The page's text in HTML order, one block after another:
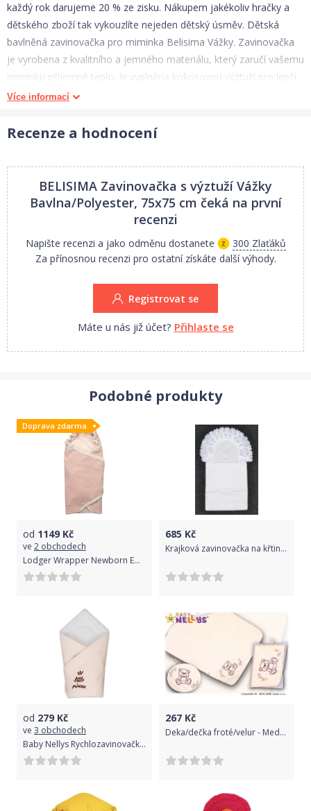
každý rok darujeme 20 % ze zisku. Nákupem jakékoliv hračky a
dětského zboží tak vykouzlíte nejeden dětský úsměv. Dětská
bavlněná zavinovačka pro miminka Belisima Vážky. Zavinovačka
je vyrobena z kvalitního a jemného materiálu, který zaručí vašemu
miminku příjemné teplo. Je vyplněna kokosovou výztuží pro lepší
držení. Výztuž lze před praním vyjmout. Zavinovačku zdobí krásné
Složení: povlak 100% bavlna, výplň 100% polyester. Výška
Tyto výrobky jsou bezpečné, protože:
- přírodní bavlna nezpůsobuje odřeniny a podráždění, jelikož
neobsahuje formaldehydy a další prvky, které kojencům škodí
- neztrácí barvu a nezabarvuje oblečení
- nabízené vzory jsou příjemné na pohled a mají uklidňující barvy
- nejsou použity žádné knoflíky ani žádné další plastové nebo
ocelové části, které mohou být pro Vaše dítě nebezpečné
- materiál, který je používán pro výplň, je 100% protialergický, což
znamená, že se v jeho vláknech nešíří žádné mikroorganismy ani
plíseň
Více informací
Recenze a hodnocení
BELISIMA Zavinovačka s výztuží Vážky
Bavlna/Polyester, 75x75 cm čeká na první
recenzi
Napište recenzi a jako odměnu dostanete
300 Zlaťáků
Za přínosnou recenzi pro ostatní získáte další výhody.
Registrovat se
Máte u nás již účet? Přihlaste se
Podobné produkty
Doprava zdarma
od 1149 Kč
ve 2 obchodech
Lodger Wrapper Newborn Empire Sensitive
685 Kč
Krajková zavinovačka na křtiny, Dětský svět, obdélníková s madeirou, krajkou a kytičkou Ateca
od 279 Kč
ve 3 obchodech
Baby Nellys Rychlozavinovačka Little Princess 78x78 - jersey - smetanová
267 Kč
Deka/dečka froté/velur - Medvídek TEDDY BEAR - smetanová